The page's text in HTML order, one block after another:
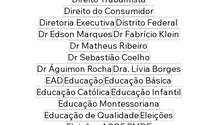
Direito do Consumidor
Diretoria ExecutivaDistrito Federal
Dr Edson MarquesDr Fabrício Klein
Dr Matheus Ribeiro
Dr Sebastião Coelho
Dr Águimon RochaDra. Lívia Borges
EADEducaçãoEducação Básica
Educação CatólicaEducação Infantil
Educação Montessoriana
Educação de QualidadeEleições